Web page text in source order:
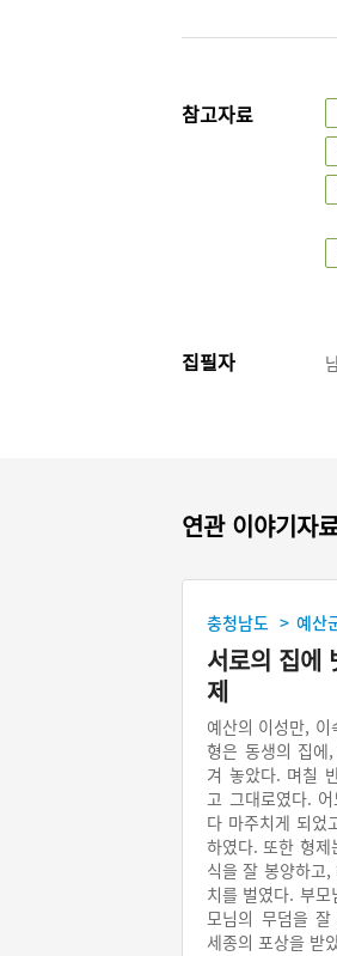
참고자료
집필자
연관 이야기자
충청남도 > 예산
서로의 집에
제
예산의 이성만,
형은 동생의 집에
겨 놓았다. 며칠
고 그대로였다.
다 마주치게 되었
하였다. 또한 형제
식을 잘 봉양하고
치를 벌였다. 부
모님의 무덤을
세종의 포상을 받